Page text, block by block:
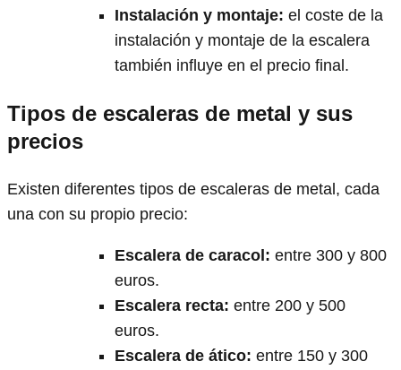
Instalación y montaje: el coste de la
instalación y montaje de la escalera
también influye en el precio final.
Tipos de escaleras de metal y sus
precios
Existen diferentes tipos de escaleras de metal, cada
una con su propio precio:
Escalera de caracol: entre 300 y 800
euros.
Escalera recta: entre 200 y 500
euros.
Escalera de ático: entre 150 y 300